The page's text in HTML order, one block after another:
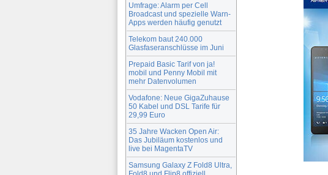
Umfrage: Alarm per Cell
Broadcast und spezielle Warn-
Apps werden häufig genutzt
Telekom baut 240.000
Glasfaseranschlüsse im Juni
Prepaid Basic Tarif von ja!
mobil und Penny Mobil mit
mehr Datenvolumen
Vodafone: Neue GigaZuhause
50 Kabel und DSL Tarife für
29,99 Euro
35 Jahre Wacken Open Air:
Das Jubiläum kostenlos und
live bei MagentaTV
Samsung Galaxy Z Fold8 Ultra,
Fold8 und Flip8 offiziell